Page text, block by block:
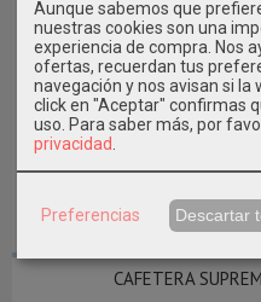
CAFETERA
Aunque sabemos que
nuestras cookies son una
experiencia de compra. Nos
ofertas, recuerdan tus
navegación y nos avisan si la
click en "Aceptar" confirmas
uso. Para saber más, por
privacidad
Preferencias Descartar